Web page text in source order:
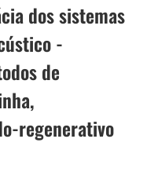
dos sistemas
-
de
regenerativo